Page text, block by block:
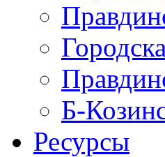
Б-
Ресурсы